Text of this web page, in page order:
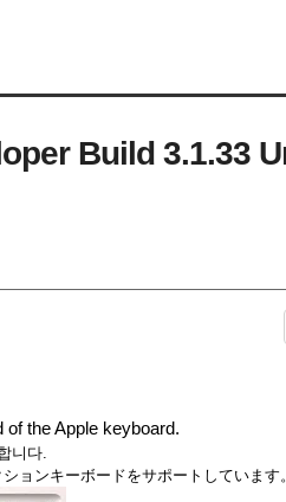
Build 3.1.33
the Apple keyboard.
니다.
ョンキーボードをサポートしています